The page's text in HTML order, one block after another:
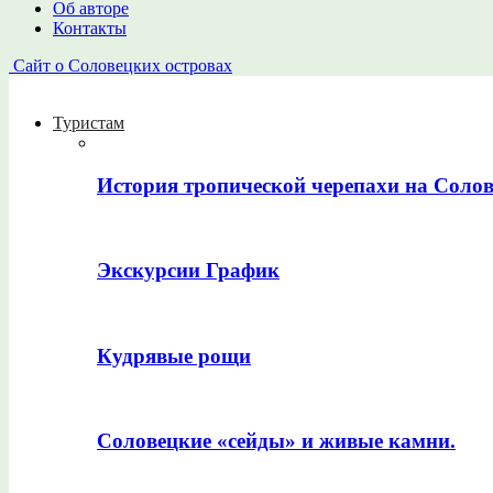
Об авторе
Контакты
Сайт о Соловецких островах
Туристам
История тропической черепахи на
Экскурсии График
Кудрявые рощи
Соловецкие «сейды» и живые камни.